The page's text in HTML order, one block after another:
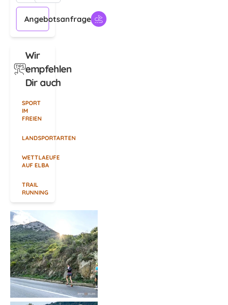
Angebotsanfrage
Wir
empfehlen
Dir auch
SPORT
IM
FREIEN
LANDSPORTARTEN
WETTLAEUFE
AUF ELBA
TRAIL
RUNNING